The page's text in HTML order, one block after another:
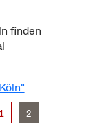
finden
1 2